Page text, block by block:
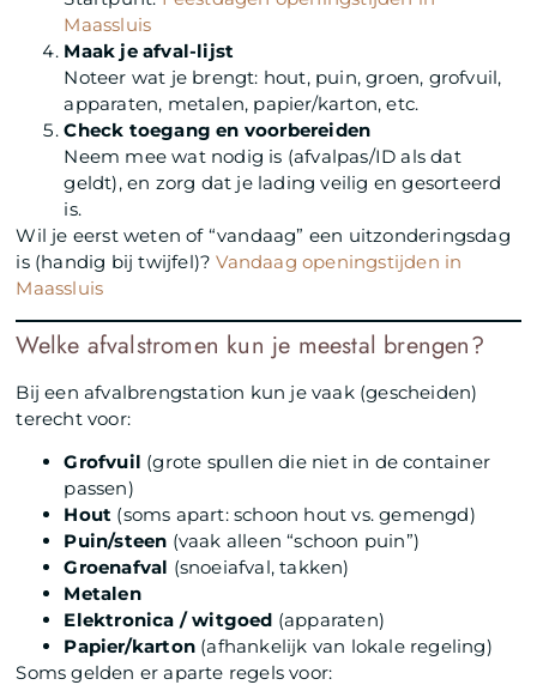
Maassluis
Maak je afval-lijst
Noteer wat je brengt: hout, puin, groen, grofvuil,
apparaten, metalen, papier/karton, etc.
Check toegang en voorbereiden
Neem mee wat nodig is (afvalpas/ID als dat
geldt), en zorg dat je lading veilig en gesorteerd
is.
Wil je eerst weten of “vandaag” een uitzonderingsdag
is (handig bij twijfel)?Vandaag openingstijden in
Maassluis
Welke afvalstromen kun je meestal brengen?
Bij een afvalbrengstation kun je vaak (gescheiden)
terecht voor:
Grofvuil (grote spullen die niet in de container
passen)
Hout (soms apart: schoon hout vs. gemengd)
Puin/steen (vaak alleen “schoon puin”)
Groenafval (snoeiafval, takken)
Metalen
Elektronica / witgoed (apparaten)
Papier/karton (afhankelijk van lokale regeling)
Soms gelden er aparte regels voor: